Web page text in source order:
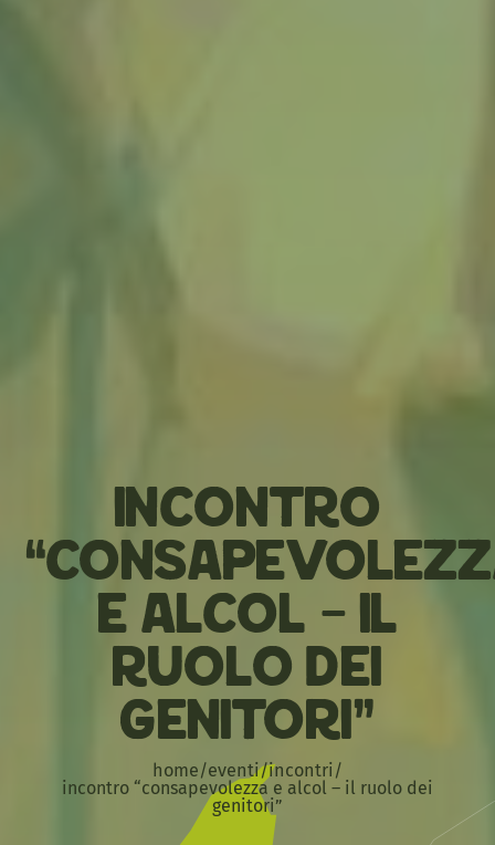
Incontro
e Alcol – Il
Ruolo dei
Genitori”
home/eventi/incontri /
incontro “consapevolezza e alcol – il ruolo dei
genitori”